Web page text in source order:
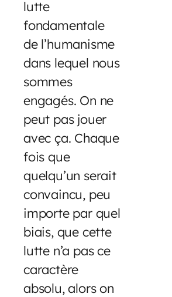
lutte
fondamentale
de l’humanisme
dans lequel nous
sommes
engagés. On ne
peut pas jouer
avec ça. Chaque
fois que
quelqu’un serait
convaincu, peu
importe par quel
biais, que cette
lutte n’a pas ce
caractère
absolu, alors on